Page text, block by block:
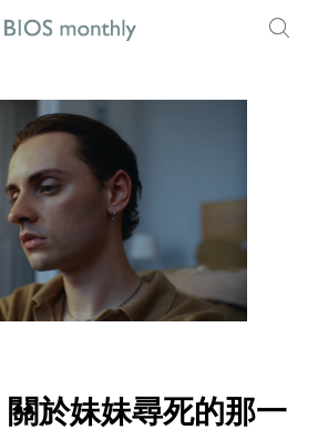
於妹妹尋死的那一